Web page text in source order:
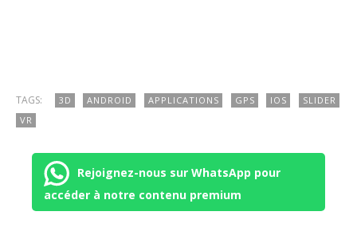
TAGS: 3D ANDROID APPLICATIONS GPS IOS
SLIDER
VR
Rejoignez-nous sur WhatsApp pour
accéder à notre contenu premium